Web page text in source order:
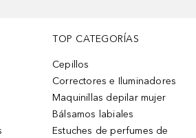
TOP CATEGORÍAS
Cepillos
Correctores e Iluminadores
Maquinillas depilar mujer
Bálsamos labiales
Estuches de perfumes de